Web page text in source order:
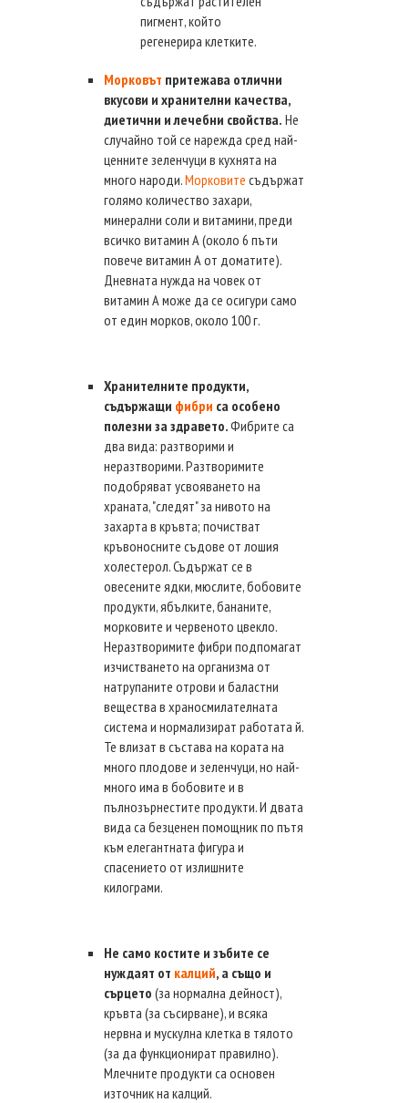
пигмент, който
регенерира клетките.
Морковът притежава отлични
вкусови и хранителни качества,
диетични и лечебни свойства. Не
случайно той се нарежда сред най-
ценните зеленчуци в кухнята на
много народи.Морковите съдържат
голямо количество захари,
минерални соли и витамини, преди
всичко витамин А (около 6 пъти
повече витамин А от доматите).
Дневната нужда на човек от
витамин А може да се осигури само
от един морков, около 100 г.
Хранителните продукти,
съдържащи фибри са особено
полезни за здравето.Фибрите са
два вида: разтворими и
неразтворими. Разтворимите
подобряват усвояването на
храната, "следят" за нивото на
захарта в кръвта; почистват
кръвоносните съдове от лошия
холестерол. Съдържат се в
овесените ядки, мюслите, бобовите
продукти, ябълките, бананите,
морковите и червеното цвекло.
Неразтворимите фибри подпомагат
изчистването на организма от
натрупаните отрови и баластни
вещества в храносмилателната
система и нормализират работата й.
Те влизат в състава на кората на
много плодове и зеленчуци, но най-
много има в бобовите и в
пълнозърнестите продукти. И двата
вида са безценен помощник по пътя
към елегантната фигура и
спасението от излишните
килограми.
Не само костите и зъбите се
нуждаят от калций, а също и
сърцето (за нормална дейност),
кръвта (за съсирване), и всяка
нервна и мускулна клетка в тялото
(за да функционират правилно).
Млечните продукти са основен
източник на калций.